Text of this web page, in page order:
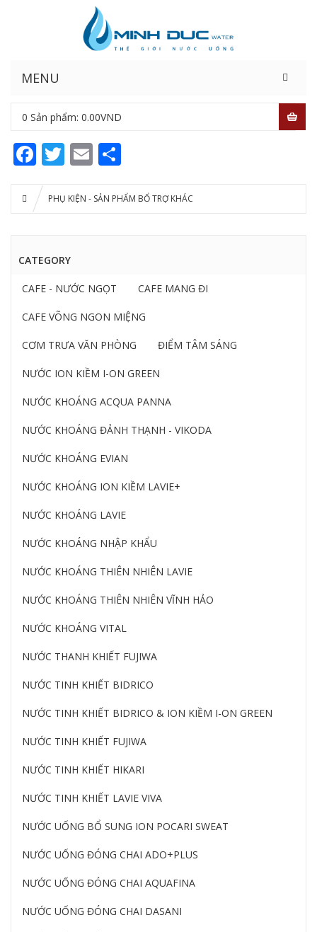
MENU
0 Sản phẩm: 0.00VND
Facebook
Twitter
Email
PHỤ KIỆN - SẢN PHẨM BỔ TRỢ KHÁC
CATEGORY
CAFE - NƯỚC NGỌT CAFE MANG ĐI
CAFE VÕNG NGON MIỆNG
CƠM TRƯA VĂN PHÒNG ĐIỂM TÂM SÁNG
NƯỚC ION KIỀM I-ON GREEN
NƯỚC KHOÁNG ACQUA PANNA
NƯỚC KHOÁNG ĐẢNH THẠNH - VIKODA
NƯỚC KHOÁNG EVIAN
NƯỚC KHOÁNG ION KIỀM LAVIE+
NƯỚC KHOÁNG LAVIE
NƯỚC KHOÁNG NHẬP KHẨU
NƯỚC KHOÁNG THIÊN NHIÊN LAVIE
NƯỚC KHOÁNG THIÊN NHIÊN VĨNH HẢO
NƯỚC KHOÁNG VITAL
NƯỚC THANH KHIẾT FUJIWA
NƯỚC TINH KHIẾT BIDRICO
NƯỚC TINH KHIẾT BIDRICO & ION KIỀM I-ON GREEN
NƯỚC TINH KHIẾT FUJIWA
NƯỚC TINH KHIẾT HIKARI
NƯỚC TINH KHIẾT LAVIE VIVA
NƯỚC UỐNG BỔ SUNG ION POCARI SWEAT
NƯỚC UỐNG ĐÓNG CHAI ADO+PLUS
NƯỚC UỐNG ĐÓNG CHAI AQUAFINA
NƯỚC UỐNG ĐÓNG CHAI DASANI